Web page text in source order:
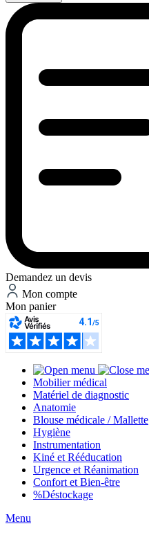
Demandez un devis
Mon compte
Mon panier
Mobilier médical
Matériel de diagnostic
Anatomie
Blouse médicale / Mallette
Hygiène
Instrumentation
Kiné et Rééducation
Urgence et Réanimation
Confort et Bien-être
%Déstockage
Menu